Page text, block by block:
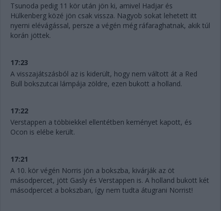
Tsunoda pedig 11 kör után jön ki, amivel Hadjar és
Hülkenberg közé jön csak vissza. Nagyob sokat lehetett itt
nyerni elévágással, persze a végén még ráfaraghatnak, akik túl
korán jöttek.
17:23
A visszajátszásból az is kiderült, hogy nem váltott át a Red
Bull bokszutcai lámpája zöldre, ezen bukott a holland.
17:22
Verstappen a többiekkel ellentétben keményet kapott, és
Ocon is elébe került.
17:21
A 10. kör végén Norris jön a bokszba, kivárják az öt
másodpercet, jött Gasly és Verstappen is. A holland bukott két
másodpercet a bokszban, így nem tudta átugrani Norrist!